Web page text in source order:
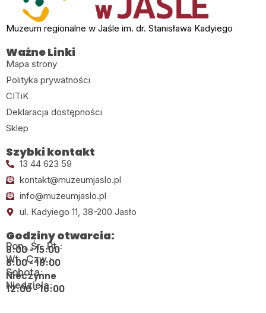
Muzeum regionalne w Jaśle im. dr. Stanisława Kadyiego
Ważne Linki
Mapa strony
Polityka prywatności
CITiK
Deklaracja dostępności
Sklep
Szybki kontakt
13 44 623 59
kontakt@muzeumjaslo.pl
info@muzeumjaslo.pl
ul. Kadyiego 11, 38-200 Jasło
Godziny otwarcia:
Pon., Śr., Pt.:
8:00 - 15:00
Wt., Czw.:
8:00 - 18:00
Sobota:
Nieczynne
Niedziela:
12:00 - 16:00